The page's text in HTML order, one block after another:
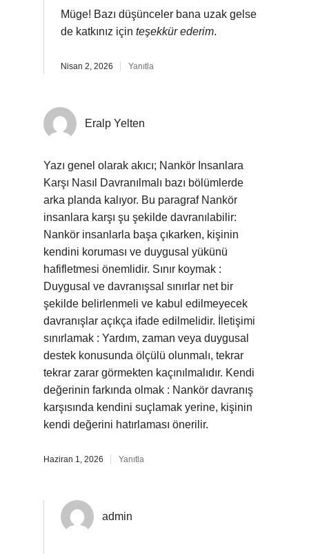
Müge! Bazı düşünceler bana uzak gelse
de katkınız için teşekkür ederim.
Nisan 2, 2026 Yanıtla
Eralp Yelten
Yazı genel olarak akıcı; Nankör Insanlara
Karşı Nasıl Davranılmalı bazı bölümlerde
arka planda kalıyor. Bu paragraf Nankör
insanlara karşı şu şekilde davranılabilir:
Nankör insanlarla başa çıkarken, kişinin
kendini koruması ve duygusal yükünü
hafifletmesi önemlidir. Sınır koymak :
Duygusal ve davranışsal sınırlar net bir
şekilde belirlenmeli ve kabul edilmeyecek
davranışlar açıkça ifade edilmelidir. İletişimi
sınırlamak : Yardım, zaman veya duygusal
destek konusunda ölçülü olunmalı, tekrar
tekrar zarar görmekten kaçınılmalıdır. Kendi
değerinin farkında olmak : Nankör davranış
karşısında kendini suçlamak yerine, kişinin
kendi değerini hatırlaması önerilir.
Haziran 1, 2026 Yanıtla
admin